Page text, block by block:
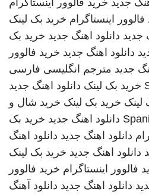
جدید خرید فالوور اینستاگرام
اینستاگرام خرید بک لینک
جدید دانلود اهنگ جدید خرید بک
دانلود اهنگ جدید خرید فالوور
جدید مترجم انگلیسی فارسی
خرید بک لینک دانلود اهنگ جدید
لینک خرید بک لینک خرید شال و
دانلود اهنگ جدید خرید بک
دانلود اهنگ جدید دانلود اهنگ
دانلود اهنگ جدید خرید بک لینک
فالوور اینستاگرام خرید فالوور
دانلود اهنگ جدید دانلود آهنگ